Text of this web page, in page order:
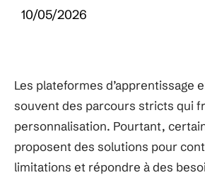
10/05/2026
Les plateformes d’apprentissage
souvent des parcours stricts qui
personnalisation. Pourtant,
proposent des solutions pour
limitations et répondre à des